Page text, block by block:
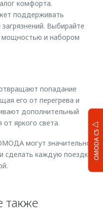
OMODA C5
комфорта.
поддерживать
Выбирайте
мощностью и набором
попадание
его от перегрева и
дополнительный
яркого света.
могут значительно
каждую поездку
также